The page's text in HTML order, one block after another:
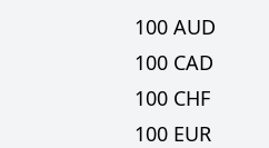
100 AUD
100 CAD
100 CHF
100 EUR